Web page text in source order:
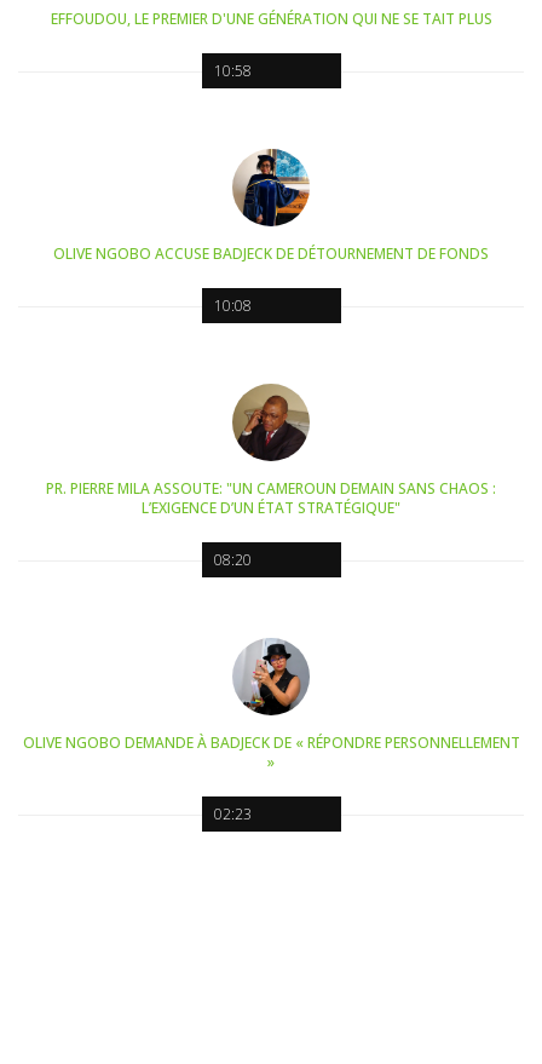
10:58
EFFOUDOU, LE PREMIER D'UNE GÉNÉRATION QUI NE SE TAIT PLUS
10:08
OLIVE NGOBO ACCUSE BADJECK DE DÉTOURNEMENT DE FONDS
08:20
PR. PIERRE MILA ASSOUTE: "UN CAMEROUN DEMAIN SANS CHAOS :
L’EXIGENCE D’UN ÉTAT STRATÉGIQUE"
02:23
OLIVE NGOBO DEMANDE À BADJECK DE « RÉPONDRE PERSONNELLEMENT
»